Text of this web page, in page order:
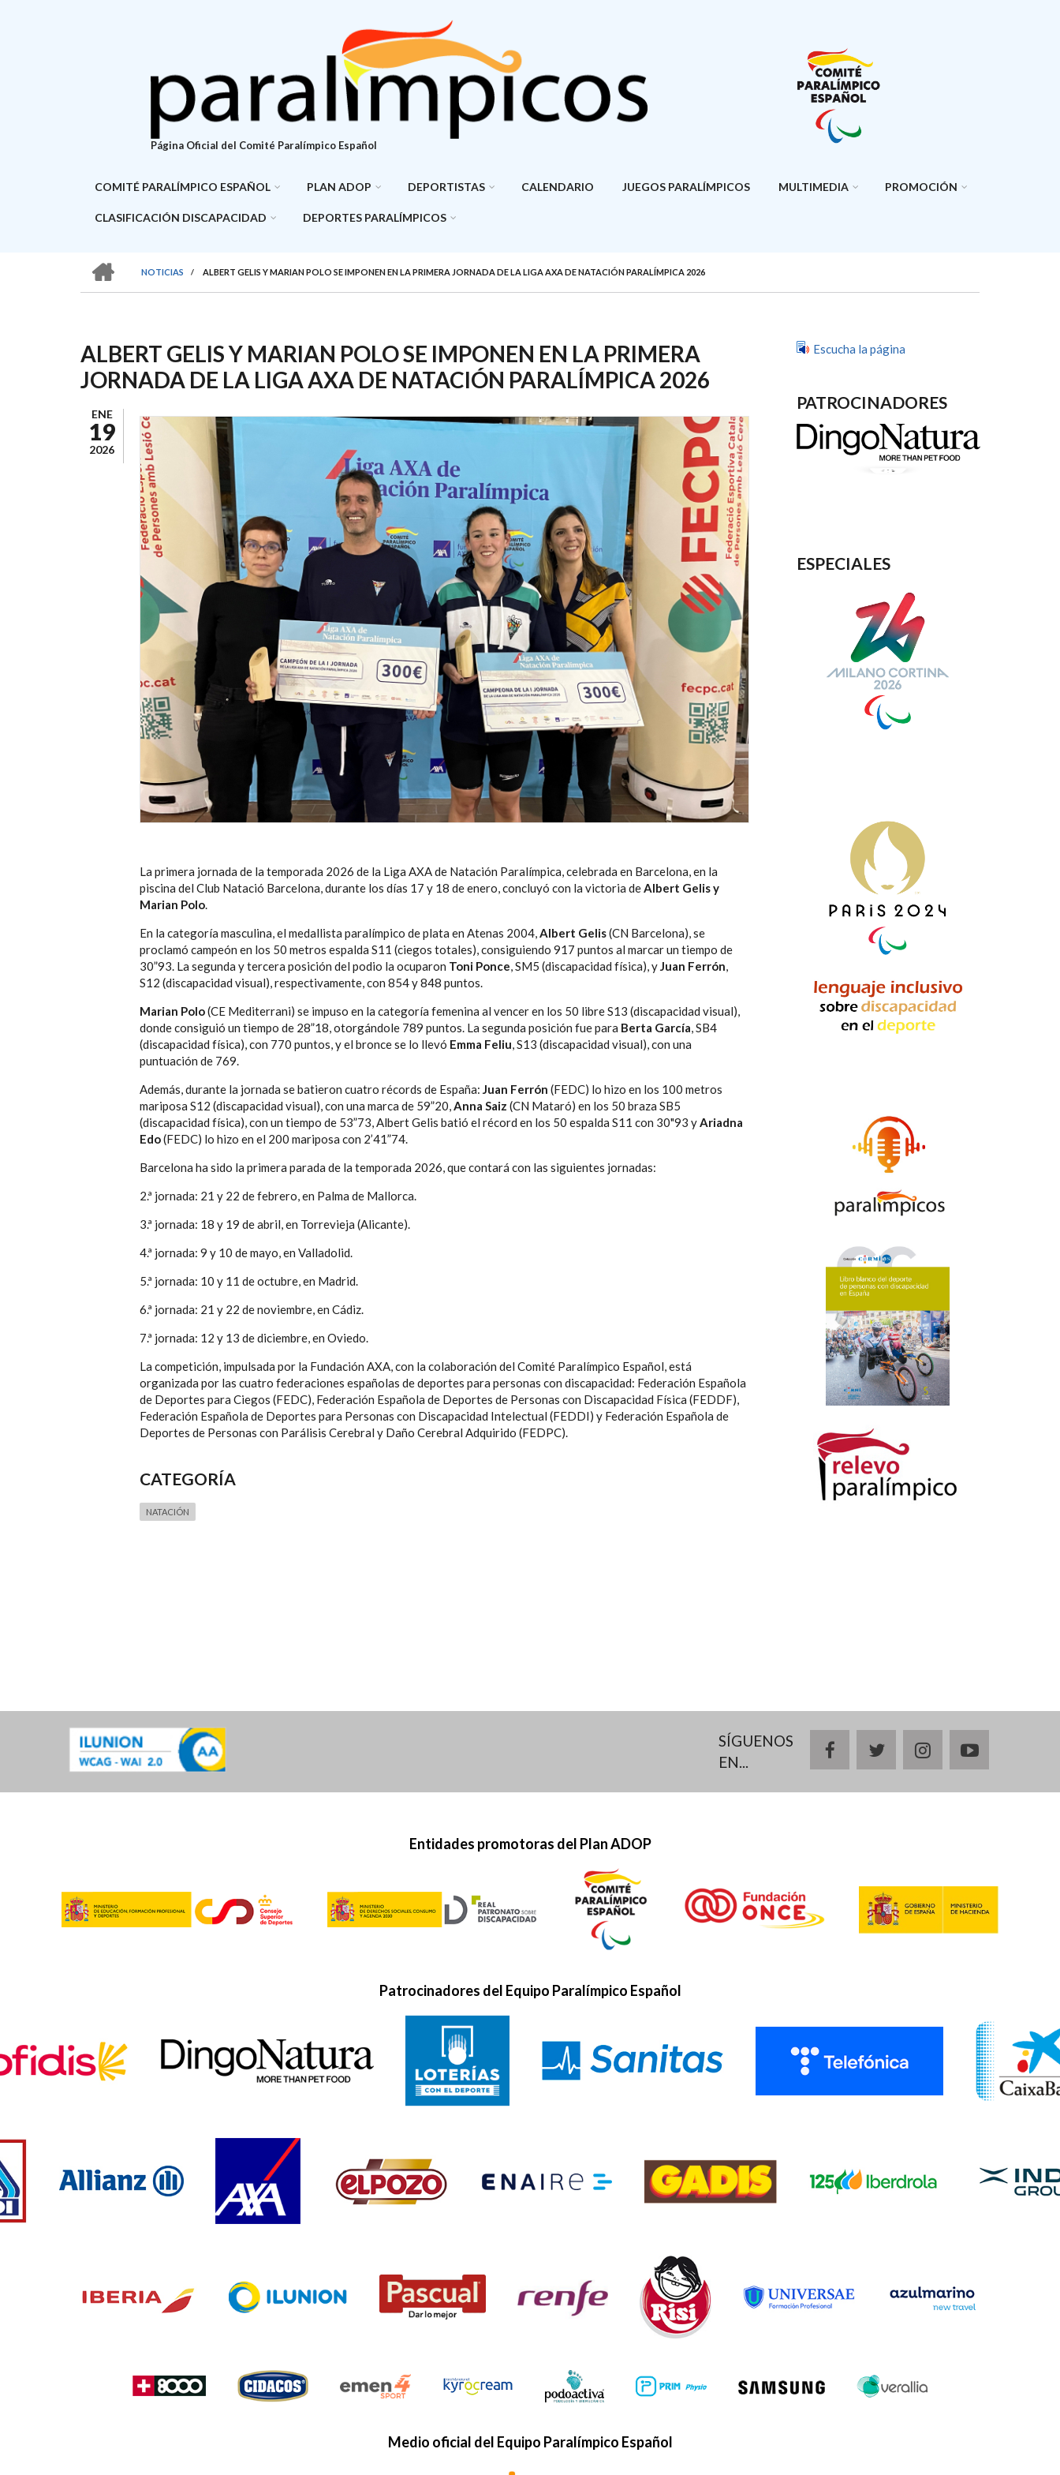
Página Oficial del Comité Paralímpico Español
COMITÉ PARALÍMPICO ESPAÑOL PLAN ADOP DEPORTISTAS CALENDARIO JUEGOS PARALÍMPICOS MULTIMEDIA PROMOCIÓN
CLASIFICACIÓN DISCAPACIDAD DEPORTES PARALÍMPICOS
SOBRESCRIBIR
DE
AYUDA
A
LA
NAVEGACIÓN
NOTICIAS
/ ALBERT GELIS Y MARIAN POLO SE IMPONEN EN LA PRIMERA JORNADA DE LA LIGA AXA DE NATACIÓN PARALÍMPICA 2026
ALBERT GELIS Y MARIAN POLO SE IMPONEN EN LA PRIMERA
JORNADA DE LA LIGA AXA DE NATACIÓN PARALÍMPICA 2026
ENE
19
2026
La primera jornada de la temporada 2026 de la Liga AXA de Natación Paralímpica, celebrada en Barcelona, en la
piscina del Club Natació Barcelona, durante los días 17 y 18 de enero, concluyó con la victoria deAlbert Gelis y
Marian Polo.
En la categoría masculina, el medallista paralímpico de plata en Atenas 2004,Albert Gelis(CN Barcelona), se
proclamó campeón en los 50 metros espalda S11 (ciegos totales), consiguiendo 917 puntos al marcar un tiempo de
30”93. La segunda y tercera posición del podio la ocuparon Toni Ponce, SM5 (discapacidad física), yJuan Ferrón,
S12 (discapacidad visual), respectivamente, con 854 y 848 puntos.
Marian Polo(CE Mediterrani) se impuso en la categoría femenina al vencer en los 50 libre S13 (discapacidad visual),
donde consiguió un tiempo de 28”18, otorgándole 789 puntos. La segunda posición fue para Berta García, SB4
(discapacidad física), con 770 puntos, y el bronce se lo llevó Emma Feliu, S13 (discapacidad visual), con una
puntuación de 769.
Además, durante la jornada se batieron cuatro récords de España: Juan Ferrón (FEDC) lo hizo en los 100 metros
mariposa S12 (discapacidad visual), con una marca de 59”20,Anna Saiz (CN Mataró) en los 50 braza SB5
(discapacidad física), con un tiempo de 53”73, Albert Gelis batió el récord en los 50 espalda S11 con 30"93 yAriadna
Edo(FEDC) lo hizo en el 200 mariposa con 2’41”74.
Barcelona ha sido la primera parada de la temporada 2026, que contará con las siguientes jornadas:
2.ª jornada: 21 y 22 de febrero, en Palma de Mallorca.
3.ª jornada: 18 y 19 de abril, en Torrevieja (Alicante).
4.ª jornada: 9 y 10 de mayo, en Valladolid.
5.ª jornada: 10 y 11 de octubre, en Madrid.
6.ª jornada: 21 y 22 de noviembre, en Cádiz.
7.ª jornada: 12 y 13 de diciembre, en Oviedo.
La competición, impulsada por la Fundación AXA, con la colaboración del Comité Paralímpico Español, está
organizada por las cuatro federaciones españolas de deportes para personas con discapacidad: Federación Española
de Deportes para Ciegos (FEDC), Federación Española de Deportes de Personas con Discapacidad Física (FEDDF),
Federación Española de Deportes para Personas con Discapacidad Intelectual (FEDDI) y Federación Española de
Deportes de Personas con Parálisis Cerebral y Daño Cerebral Adquirido (FEDPC).
CATEGORÍA
NATACIÓN
Escucha la página
PATROCINADORES
ESPECIALES
SÍGUENOS
EN...
facebooktwitterinstagramyoutube
Entidades promotoras del Plan ADOP
Patrocinadores del Equipo Paralímpico Español
Medio oficial del Equipo Paralímpico Español